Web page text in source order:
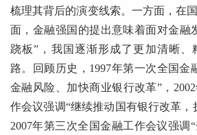
梳理其背后的演变线索。一方面，在
面，金融强国的提出意味着面对金融
跷板”，我国逐渐形成了更加清晰、
路。回顾历史，1997年第一次全国金
金融风险、加快商业银行改革”，
作会议强调“继续推动国有银行改革，
2007年第三次全国金融工作会议强调